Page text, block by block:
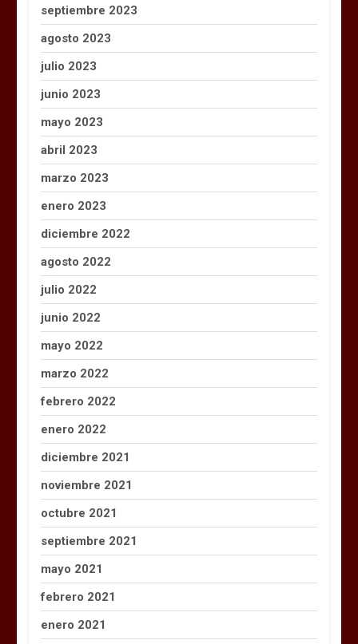
septiembre 2023
agosto 2023
julio 2023
junio 2023
mayo 2023
abril 2023
marzo 2023
enero 2023
diciembre 2022
agosto 2022
julio 2022
junio 2022
mayo 2022
marzo 2022
febrero 2022
enero 2022
diciembre 2021
noviembre 2021
octubre 2021
septiembre 2021
mayo 2021
febrero 2021
enero 2021